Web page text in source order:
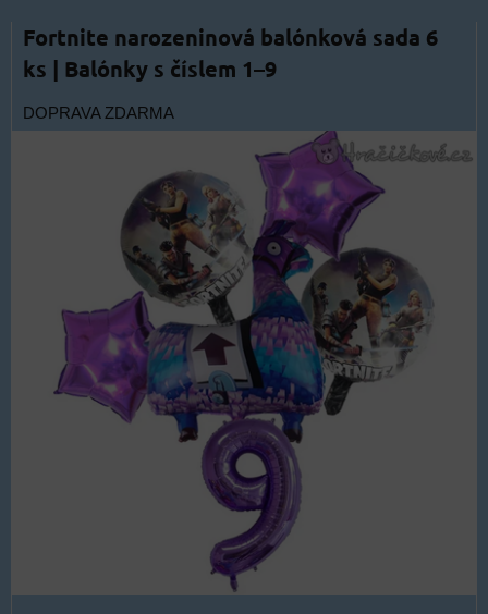
Fortnite narozeninová balónková sada 6
ks | Balónky s číslem 1–9
DOPRAVA ZDARMA